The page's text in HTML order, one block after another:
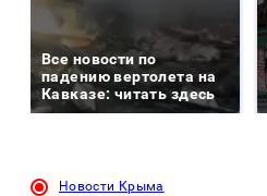
Все новости по
падению вертолета на
Кавказе: читать здесь
Новости Крыма